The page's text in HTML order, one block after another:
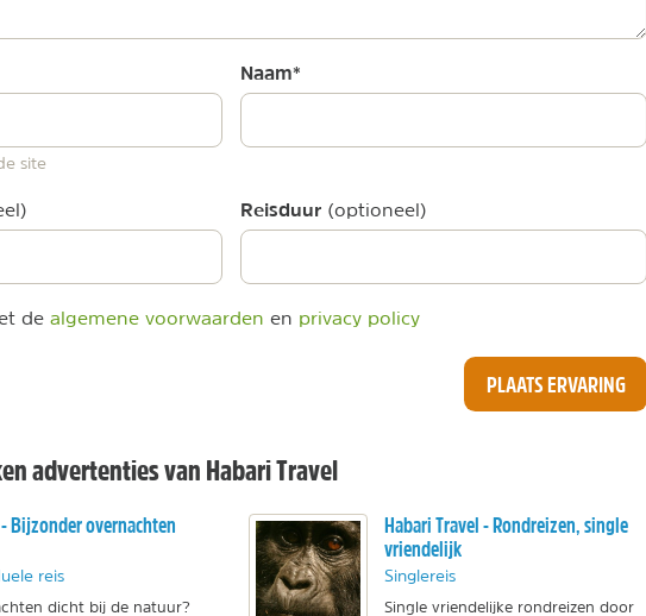
site
Naam*
Reisduur (optioneel)
de algemene voorwaarden en privacy policy
PLAATS ERVARING
advertenties van Habari Travel
Bijzonder overnachten
reis
dicht bij de natuur?
Habari Travel - Rondreizen, single
vriendelijk
Singlereis
Single vriendelijke rondreizen door